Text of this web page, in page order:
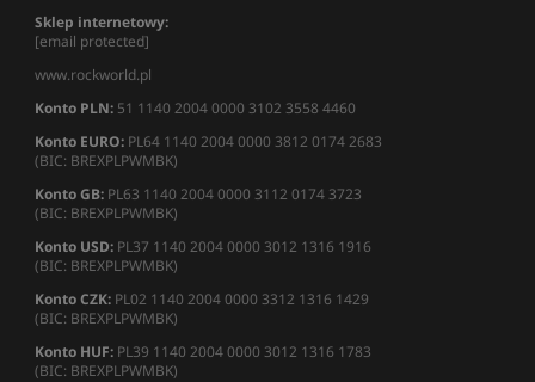
Sklep internetowy:
[email protected]
www.rockworld.pl
Konto PLN: 51 1140 2004 0000 3102 3558 4460
Konto EURO: PL64 1140 2004 0000 3812 0174 2683
(BIC: BREXPLPWMBK)
Konto GB: PL63 1140 2004 0000 3112 0174 3723
(BIC: BREXPLPWMBK)
Konto USD: PL37 1140 2004 0000 3012 1316 1916
(BIC: BREXPLPWMBK)
Konto CZK: PL02 1140 2004 0000 3312 1316 1429
(BIC: BREXPLPWMBK)
Konto HUF: PL39 1140 2004 0000 3012 1316 1783
(BIC: BREXPLPWMBK)